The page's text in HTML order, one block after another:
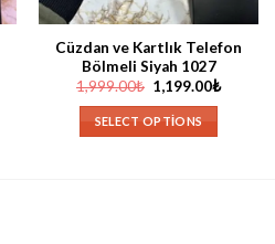
Cüzdan ve Kartlık Telefon
Bölmeli Siyah 1027
1,999.00₺ Orijinal
fiyat:
1,999.00₺.
1,199.00₺Şu
SELECT OPTIONS